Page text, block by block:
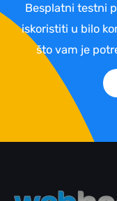
Besplatni testni
iskoristiti u bilo
što vam je